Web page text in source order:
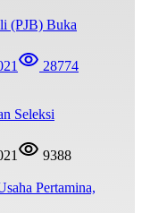
(PJB) Buka
28774
Seleksi
9388
Pertamina,